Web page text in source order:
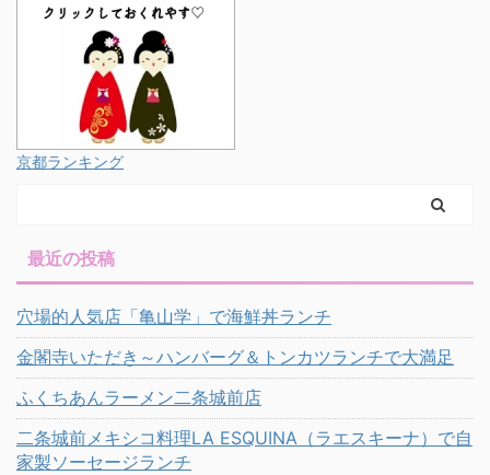
京都ランキング
最近の投稿
穴場的人気店「亀山学」で海鮮丼ランチ
金閣寺いただき～ハンバーグ＆トンカツランチで大満足
ふくちあんラーメン二条城前店
二条城前メキシコ料理LA ESQUINA（ラエスキーナ）で自
家製ソーセージランチ